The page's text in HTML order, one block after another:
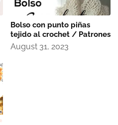
Bolso con punto piñas
tejido al crochet / Patrones
August 31, 2023